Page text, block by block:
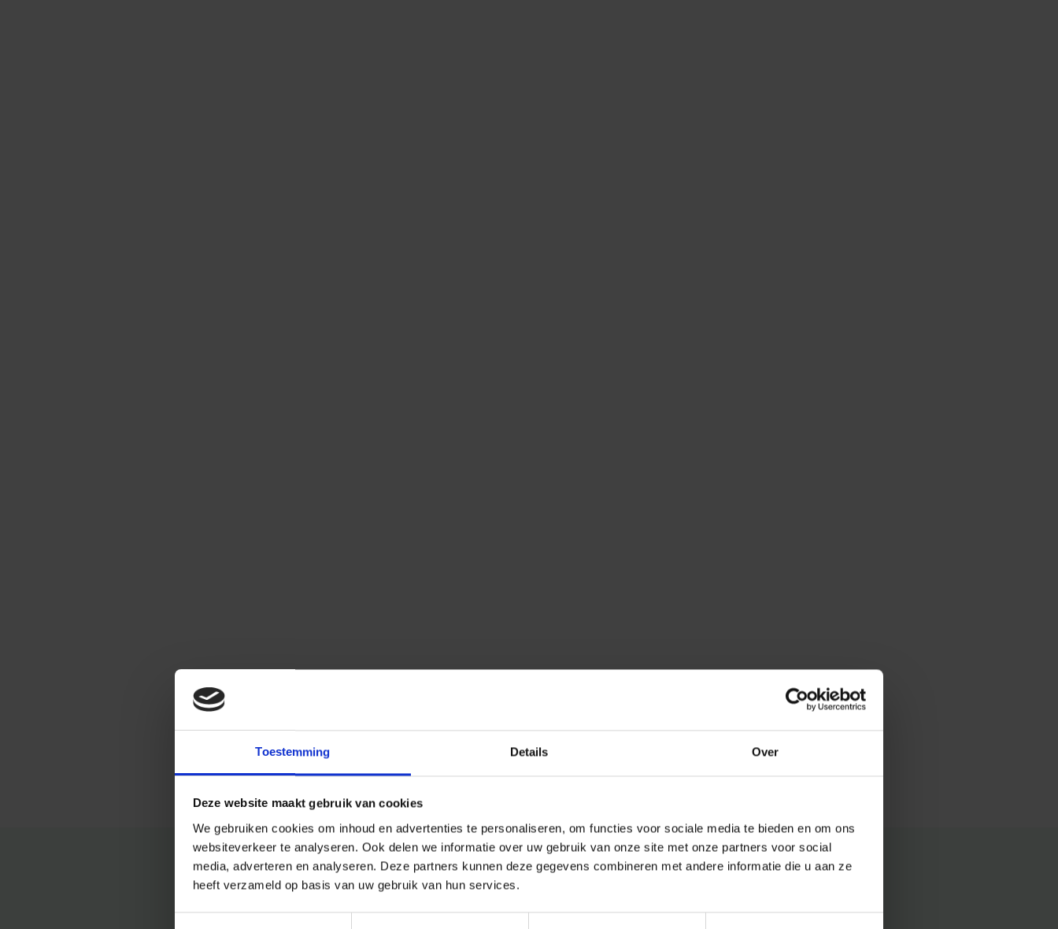
Toestemming Details Over
Deze website maakt gebruik van cookies
We gebruiken cookies om inhoud en advertenties te personaliseren, om functies voor sociale media te bieden en om ons
websiteverkeer te analyseren. Ook delen we informatie over uw gebruik van onze site met onze partners voor social
media, adverteren en analyseren. Deze partners kunnen deze gegevens combineren met andere informatie die u aan ze
heeft verzameld op basis van uw gebruik van hun services.